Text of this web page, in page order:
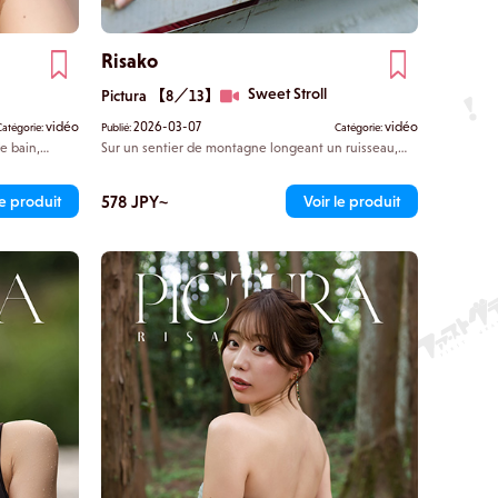
vidéo
bain,
son
le rebord
produit
Risako
Pictura 【8／13】 Sweet Stroll
Publié:2026-03-07 Catégorie:vidéo
Sur un sentier de montagne longeant un ruisseau,
que d'habitude, quelque peu désinhibée, se
penchant doucement vers vous. La distance qui vous
découvrir cette facette de sa personnalité.
578 JPY~ Voir le produit